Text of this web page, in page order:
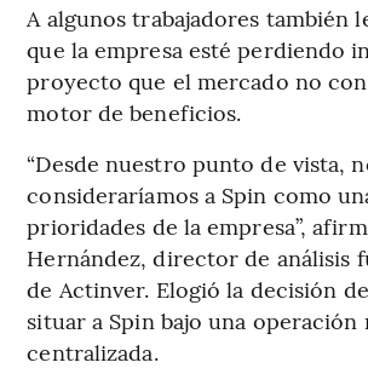
A algunos trabajadores también
que la empresa esté perdiendo
proyecto que el mercado no
motor de beneficios.
“Desde nuestro punto de vista,
consideraríamos a Spin como
prioridades de la empresa”,
Hernández, director de análisis
de Actinver. Elogió la decisión
situar a Spin bajo una operación
centralizada.